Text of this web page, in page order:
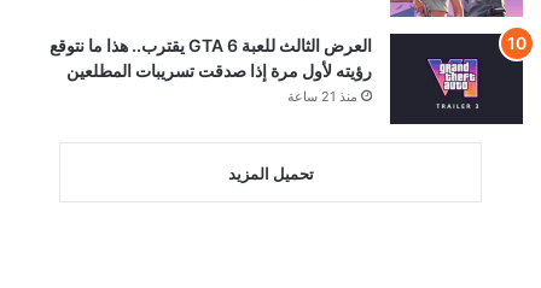
العرض الثالث للعبة GTA 6 يقترب.. هذا ما نتوقع
رؤيته لأول مرة إذا صدقت تسريبات المطلعين
منذ 21 ساعة
تحميل المزيد